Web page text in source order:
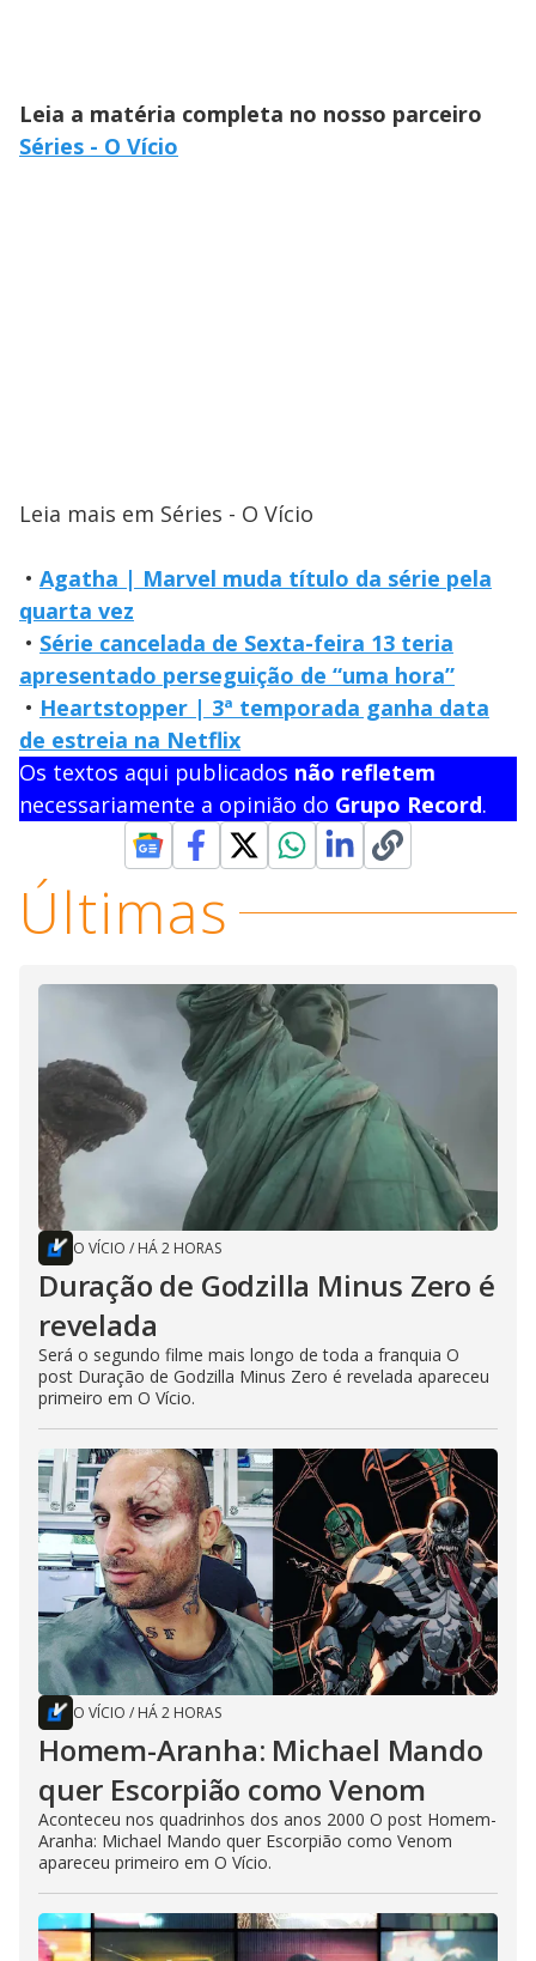
Leia a matéria completa no nosso parceiro
Séries - O Vício
Leia mais em Séries - O Vício
• Agatha | Marvel muda título da série pela
quarta vez
• Série cancelada de Sexta-feira 13 teria
apresentado perseguição de “uma hora”
• Heartstopper | 3ª temporada ganha data
de estreia na Netflix
Os textos aqui publicados não refletem
necessariamente a opinião do Grupo Record.
Últimas
O VÍCIO / HÁ 2 HORAS
Duração de Godzilla Minus Zero é
revelada
Será o segundo filme mais longo de toda a franquia O
post Duração de Godzilla Minus Zero é revelada apareceu
primeiro em O Vício.
O VÍCIO / HÁ 2 HORAS
Homem-Aranha: Michael Mando
quer Escorpião como Venom
Aconteceu nos quadrinhos dos anos 2000 O post Homem-
Aranha: Michael Mando quer Escorpião como Venom
apareceu primeiro em O Vício.